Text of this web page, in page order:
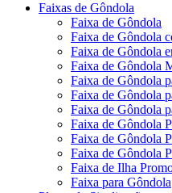
Faixas de Gôndola
Faixa de Gôndola
Faixa de Gôndola
Faixa de Gôndola
Faixa de Gôndola
Faixa de Gôndola
Faixa de Gôndola
Faixa de Gôndola
Faixa de Gôndola
Faixa de Gôndola
Faixa de Gôndola
Faixa de Ilha
Faixa para Gôndola